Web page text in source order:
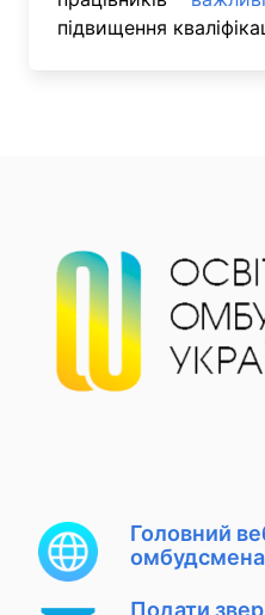
підвищення
Головний
омбудсмена
Подати